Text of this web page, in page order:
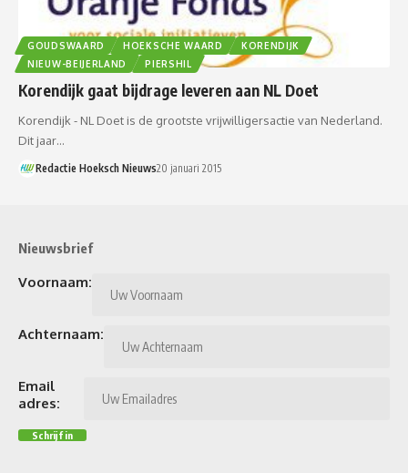
GOUDSWAARD HOEKSCHE WAARD
KORENDIJK
NIEUW-BEIJERLAND
PIERSHIL
Korendijk gaat bijdrage leveren aan NL Doet
Korendijk - NL Doet is de grootste vrijwilligersactie van Nederland.
Dit jaar…
Redactie Hoeksch Nieuws20 januari 2015
Nieuwsbrief
Voornaam:
Achternaam:
Email
adres: